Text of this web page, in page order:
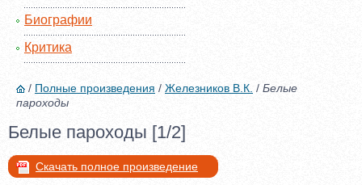
Биографии
Критика
/ Полные произведения / Железников В.К. / Белые
пароходы
Белые пароходы [1/2]
Скачать полное произведение